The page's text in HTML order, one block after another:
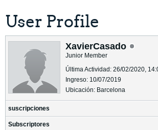
User Profile
XavierCasado
Junior Member
Última Actividad: 26/02/2020,
Ingreso: 10/07/2019
Ubicación: Barcelona
suscripciones
Subscriptores